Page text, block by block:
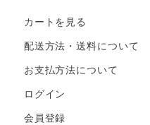
カートを見る
配送方法・送料について
お支払方法について
ログイン
会員登録